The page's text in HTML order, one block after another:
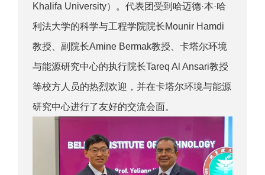
Khalifa University）。代表团受到哈迈德·本·哈
利法大学的科学与工程学院院长Mounir Hamdi
教授、副院长Amine Bermak教授、卡塔尔环境
与能源研究中心的执行院长Tareq Al Ansari教授
等校方人员的热烈欢迎，并在卡塔尔环境与能源
研究中心进行了友好的交流会面。